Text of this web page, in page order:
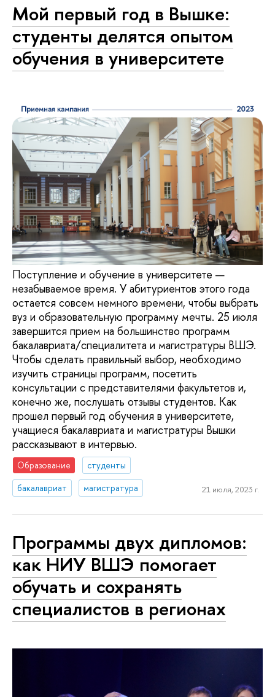
Мой первый год в Вышке:
студенты делятся опытом
обучения в университете
Поступление и обучение в университете —
незабываемое время. У абитуриентов этого года
остается совсем немного времени, чтобы выбрать
вуз и образовательную программу мечты. 25 июля
завершится прием на большинство программ
бакалавриата/специалитета и магистратуры ВШЭ.
Чтобы сделать правильный выбор, необходимо
изучить страницы программ, посетить
консультации с представителями факультетов и,
конечно же, послушать отзывы студентов. Как
прошел первый год обучения в университете,
учащиеся бакалавриата и магистратуры Вышки
рассказывают в интервью.
Образование
студенты
бакалавриат
магистратура 21 июля, 2023 г.
Программы двух дипломов:
как НИУ ВШЭ помогает
обучать и сохранять
специалистов в регионах